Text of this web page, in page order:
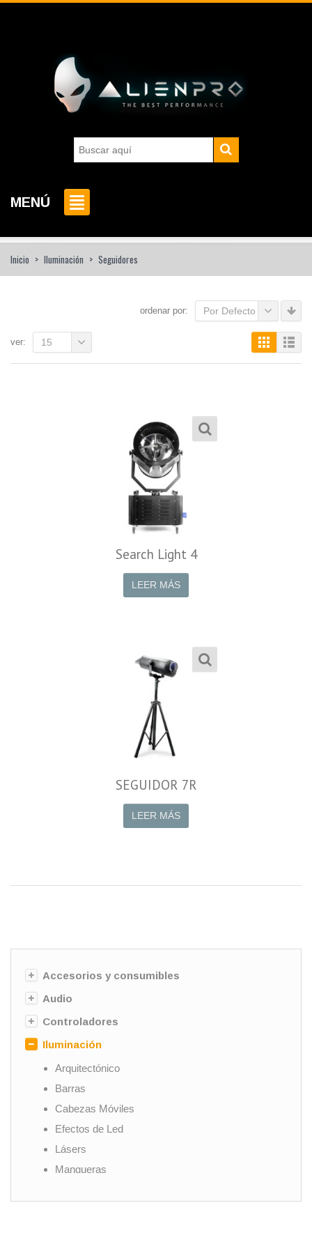
MENÚ
Inicio > Iluminación > Seguidores
ordenar por: Por Defecto
ver: 15
Search Light 4
LEER MÁS
SEGUIDOR 7R
LEER MÁS
Accesorios y consumibles
Audio
Controladores
Iluminación
Arquitectónico
Barras
Cabezas Móviles
Efectos de Led
Lásers
Mangueras